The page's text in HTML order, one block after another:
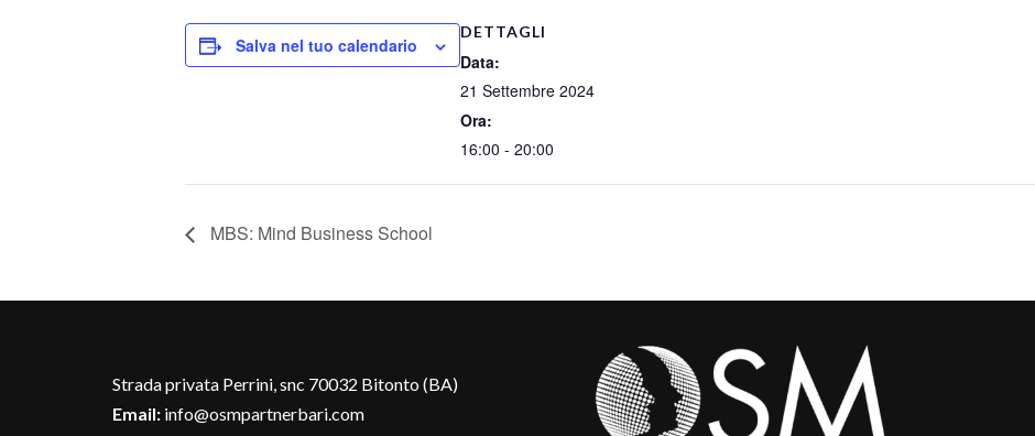
Salva nel tuo calendario
DETTAGLI
Data:
21 Settembre 2024
Ora:
16:00 - 20:00
MBS: Mind Business School
Strada privata Perrini, snc 70032 Bitonto (BA)
Email: info@osmpartnerbari.com